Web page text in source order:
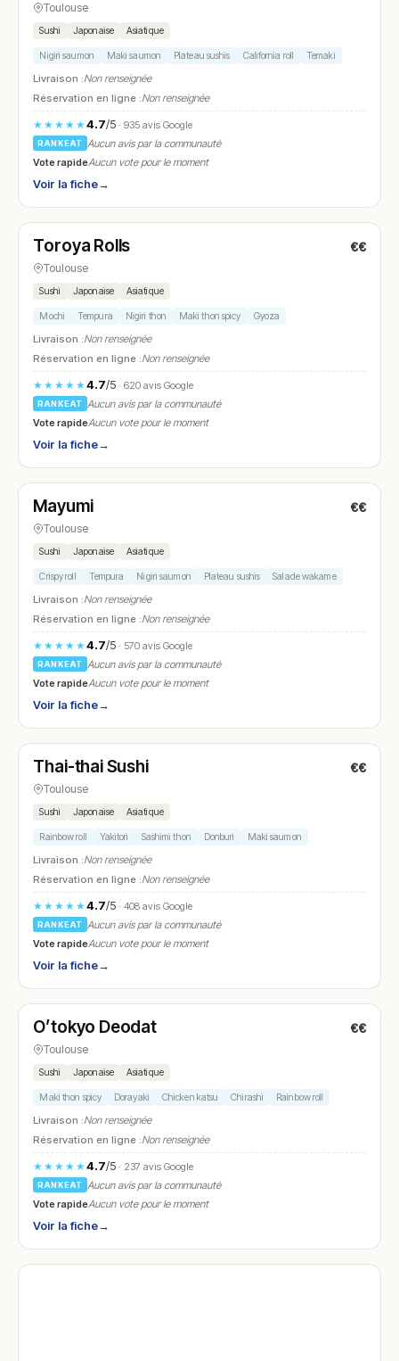
Toulouse
Sushi Japonaise Asiatique
Nigiri saumon Maki saumon Plateau sushis California roll Temaki
Livraison :Non renseignée
Réservation en ligne :Non renseignée
★★★★★4.7/5· 935 avis Google
RANKEAT
Aucun avis par la communauté
Vote rapideAucun vote pour le moment
Voir la fiche→
N° 25
Toroya Rolls €€
Toulouse
Sushi Japonaise Asiatique
Mochi Tempura Nigiri thon Maki thon spicy Gyoza
Livraison :Non renseignée
Réservation en ligne :Non renseignée
★★★★★4.7/5· 620 avis Google
RANKEAT
Aucun avis par la communauté
Vote rapideAucun vote pour le moment
Voir la fiche→
N° 26
Mayumi €€
Toulouse
Sushi Japonaise Asiatique
Crispy roll Tempura Nigiri saumon Plateau sushis Salade wakame
Livraison :Non renseignée
Réservation en ligne :Non renseignée
★★★★★4.7/5· 570 avis Google
RANKEAT
Aucun avis par la communauté
Vote rapideAucun vote pour le moment
Voir la fiche→
N° 27
Thai-thai Sushi €€
Toulouse
Sushi Japonaise Asiatique
Rainbow roll Yakitori Sashimi thon Donburi Maki saumon
Livraison :Non renseignée
Réservation en ligne :Non renseignée
★★★★★4.7/5· 408 avis Google
RANKEAT
Aucun avis par la communauté
Vote rapideAucun vote pour le moment
Voir la fiche→
N° 28
O’tokyo Deodat €€
Toulouse
Sushi Japonaise Asiatique
Maki thon spicy Dorayaki Chicken katsu Chirashi Rainbow roll
Livraison :Non renseignée
Réservation en ligne :Non renseignée
★★★★★4.7/5· 237 avis Google
RANKEAT
Aucun avis par la communauté
Vote rapideAucun vote pour le moment
Voir la fiche→